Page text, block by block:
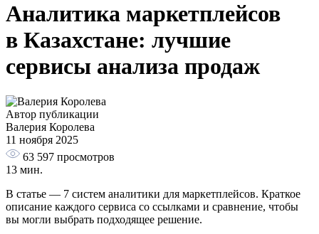
Аналитика маркетплейсов
в Казахстане: лучшие
сервисы анализа продаж
Автор публикации
Валерия Королева
11 ноября 2025
63 597 просмотров
13 мин.
В статье — 7 систем аналитики для маркетплейсов. Краткое
описание каждого сервиса со ссылками и сравнение, чтобы
вы могли выбрать подходящее решение.